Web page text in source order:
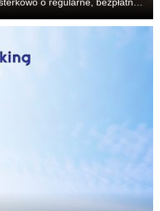
projekty, r...